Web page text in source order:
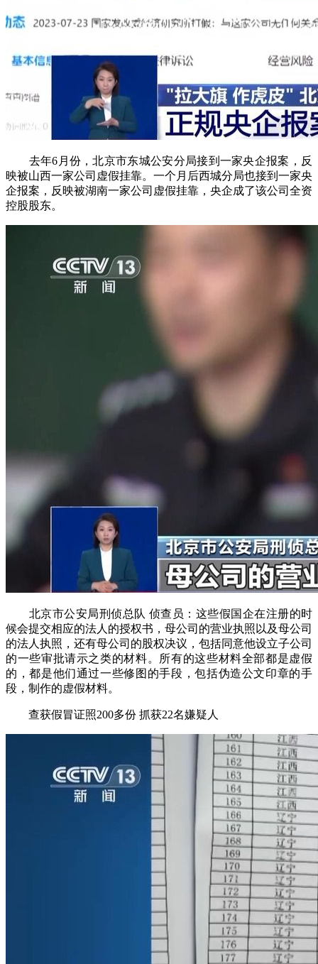
去年6月份，北京市东城公安分局接到一家央企报案，反
映被山西一家公司虚假挂靠。一个月后西城分局也接到一家央
企报案，反映被湖南一家公司虚假挂靠，央企成了该公司全资
控股股东。
北京市公安局刑侦总队 侦查员：这些假国企在注册的时
候会提交相应的法人的授权书，母公司的营业执照以及母公司
的法人执照，还有母公司的股权决议，包括同意他设立子公司
的一些审批请示之类的材料。所有的这些材料全部都是虚假
的，都是他们通过一些修图的手段，包括伪造公文印章的手
段，制作的虚假材料。
查获假冒证照200多份 抓获22名嫌疑人